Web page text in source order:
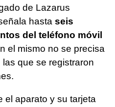
de Lazarus
hasta seis
del teléfono móvil
el mismo no se precisa
que se registraron
el aparato y su tarjeta